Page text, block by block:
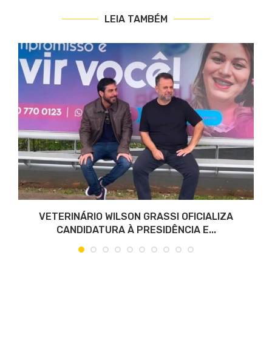
LEIA TAMBÉM
VETERINÁRIO WILSON GRASSI OFICIALIZA
CANDIDATURA À PRESIDÊNCIA E...